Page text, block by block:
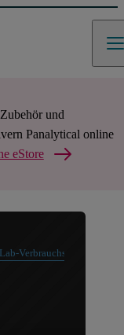
und
Panalytical online
eStore
Lab-Verbrauchsmaterialien